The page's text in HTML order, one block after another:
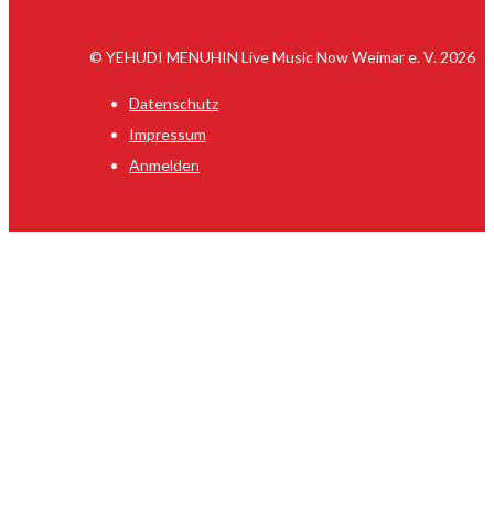
© YEHUDI MENUHIN Live Music Now Weimar e. V. 2026
Datenschutz
Impressum
Anmelden